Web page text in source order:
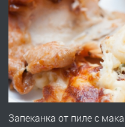
ТЪРСИ
ПРЕДЛАГА Давам
Запеканка от пиле с